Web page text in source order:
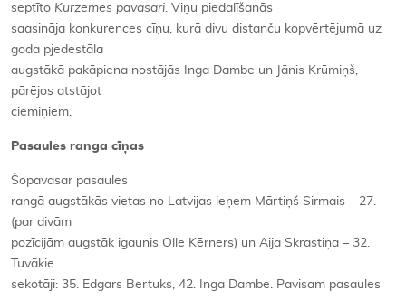
septīto Kurzemes pavasari . Viņu piedalīšanās
saasināja konkurences cīņu, kurā divu distanču kopvērtējumā uz
goda pjedestāla
augstākā pakāpiena nostājās Inga Dambe un Jānis Krūmiņš,
pārējos atstājot
ciemiņiem.
Pasaules ranga cīņas
Šopavasar pasaules
rangā augstākās vietas no Latvijas ieņem Mārtiņš Sirmais – 27.
(par divām
pozīcijām augstāk igaunis Olle Kērners) un Aija Skrastiņa – 32.
Tuvākie
sekotāji: 35. Edgars Bertuks, 42. Inga Dambe. Pavisam pasaules